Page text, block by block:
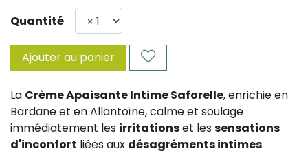
Quantité
Ajouter au panier
La Crème Apaisante Intime Saforelle, enrichie en
Bardane et en Allantoïne, calme et soulage
immédiatement les irritationset les sensations
d'inconfort liées aux désagréments intimes.